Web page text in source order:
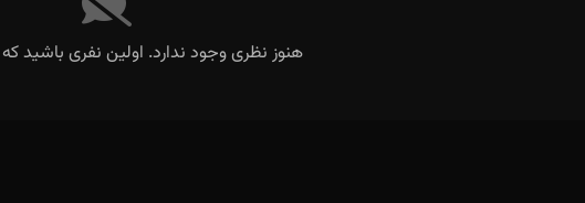
هنوز نظری وجود ندارد. اولین نفری باشید